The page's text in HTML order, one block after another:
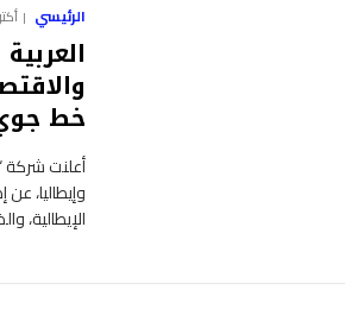
الرئيسي أكتوبر
خط
أعلنت شركة
وإيطاليا،
الإيطالية،